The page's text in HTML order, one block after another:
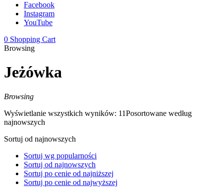
Facebook
Instagram
YouTube
0 Shopping Cart
Browsing
Jeżówka
Browsing
Wyświetlanie wszystkich wyników: 11Posortowane według
najnowszych
Sortuj od najnowszych
Sortuj wg popularności
Sortuj od najnowszych
Sortuj po cenie od najniższej
Sortuj po cenie od najwyższej